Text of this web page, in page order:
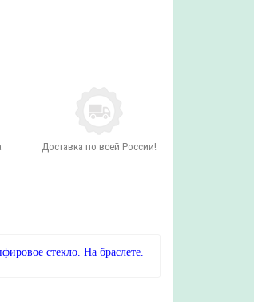
Доставка по всей России!
стекло. На браслете.